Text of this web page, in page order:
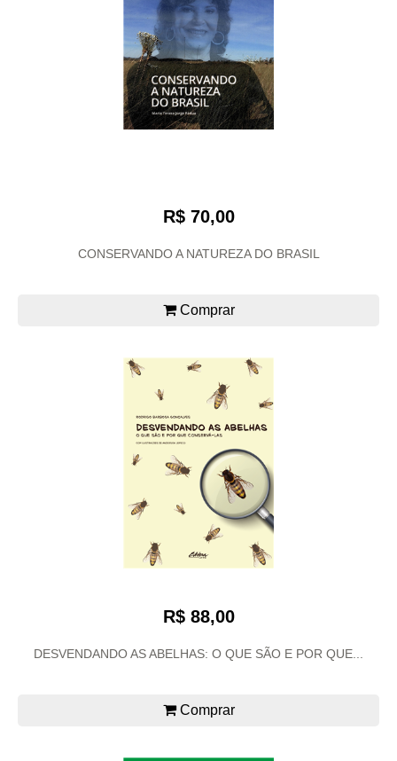
R$ 70,00
CONSERVANDO A NATUREZA DO BRASIL
Comprar
R$ 88,00
DESVENDANDO AS ABELHAS: O QUE SÃO E POR QUE...
Comprar